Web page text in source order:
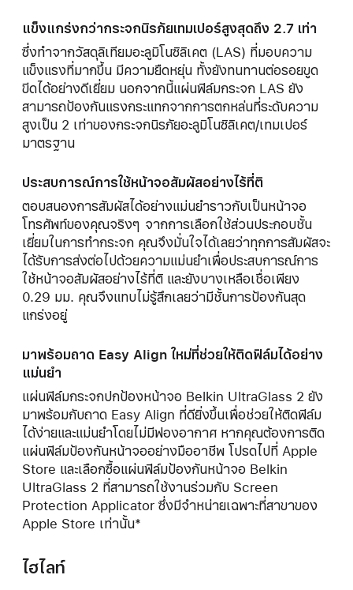
แข็งแกร่งกว่ากระจกนิรภัยเทมเปอร์สูงสุดถึง 2.7 เท่า
ซึ่งทำจากวัสดุลิเทียมอะลูมิโนซิลิเคต (LAS) ที่มอบความ
แข็งแรงที่มากขึ้น มีความยืดหยุ่น ทั้งยังทนทานต่อรอยขูด
ขีดได้อย่างดีเยี่ยม นอกจากนี้แผ่นฟิล์มกระจก LAS ยัง
สามารถป้องกันแรงกระแทกจากการตกหล่นที่ระดับความ
สูงเป็น 2 เท่าของกระจกนิรภัยอะลูมิโนซิลิเคต/เทมเปอร์
มาตรฐาน
ประสบการณ์การใช้หน้าจอสัมผัสอย่างไร้ที่ติ
ตอบสนองการสัมผัสได้อย่างแม่นยำราวกับเป็นหน้าจอ
โทรศัพท์ของคุณจริงๆ จากการเลือกใช้ส่วนประกอบชั้น
เยี่ยมในการทำกระจก คุณจึงมั่นใจได้เลยว่าทุกการสัมผัสจะ
ได้รับการส่งต่อไปด้วยความแม่นยำเพื่อประสบการณ์การ
ใช้หน้าจอสัมผัสอย่างไร้ที่ติ และยังบางเหลือเชื่อเพียง
0.29 มม. คุณจึงแทบไม่รู้สึกเลยว่ามีชั้นการป้องกันสุด
แกร่งอยู่
มาพร้อมถาด Easy Align ใหม่ที่ช่วยให้ติดฟิล์มได้อย่าง
แม่นยำ
แผ่นฟิล์มกระจกปกป้องหน้าจอ Belkin UltraGlass 2 ยัง
มาพร้อมกับถาด Easy Align ที่ดียิ่งขึ้นเพื่อช่วยให้ติดฟิล์ม
ได้ง่ายและแม่นยำโดยไม่มีฟองอากาศ หากคุณต้องการติด
แผ่นฟิล์มป้องกันหน้าจออย่างมืออาชีพ โปรดไปที่ Apple
Store และเลือกซื้อแผ่นฟิล์มป้องกันหน้าจอ Belkin
UltraGlass 2 ที่สามารถใช้งานร่วมกับ Screen
Protection Applicator ซึ่งมีจำหน่ายเฉพาะที่สาขาของ
Apple Store เท่านั้น*
ไฮไลท์